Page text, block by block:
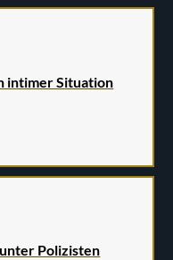
intimer Situation
Polizisten